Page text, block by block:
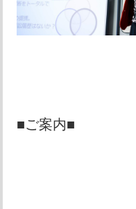
■ご案内■